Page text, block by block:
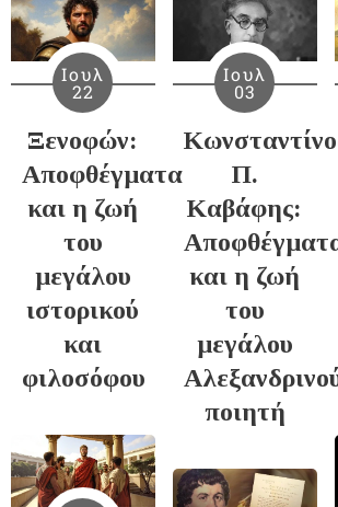
Ιουλ
22
Ξενοφών:
Αποφθέγματα
και η ζωή
του
μεγάλου
ιστορικού
και
φιλοσόφου
Ιουλ
03
Π.
Καβάφης:
και η ζωή
του
μεγάλου
ποιητή